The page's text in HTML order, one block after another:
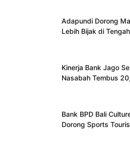
Adapundi Dorong
Lebih Bijak di
Kinerja Bank Jago
Nasabah Tembus
Bank BPD Bali
Dorong Sports